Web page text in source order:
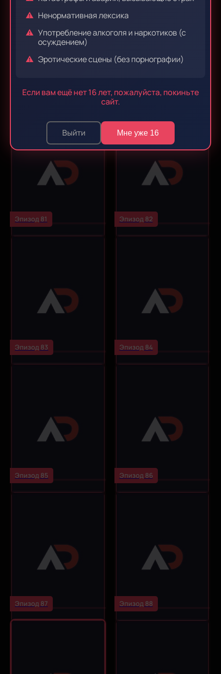
Ненормативная лексика
Употребление алкоголя и наркотиков (с
осуждением)
Эротические сцены (без порнографии)
Если вам ещё нет 16 лет, пожалуйста, покиньте
сайт.
Выйти Мне уже 16
Эпизод 79 Эпизод 80
Эпизод 81 Эпизод 82
Эпизод 83 Эпизод 84
Эпизод 85 Эпизод 86
Эпизод 87 Эпизод 88